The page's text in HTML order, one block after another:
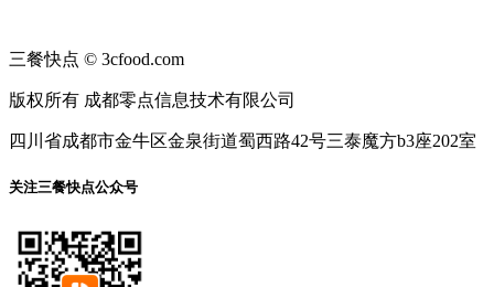
三餐快点 © 3cfood.com
版权所有 成都零点信息技术有限公司
四川省成都市金牛区金泉街道蜀西路42号三泰魔方b3座202室
关注三餐快点公众号